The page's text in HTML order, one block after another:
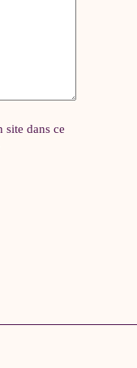
site dans ce